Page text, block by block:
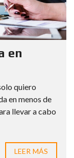
en
quiero
en menos de
llevar a cabo
LEER MÁS